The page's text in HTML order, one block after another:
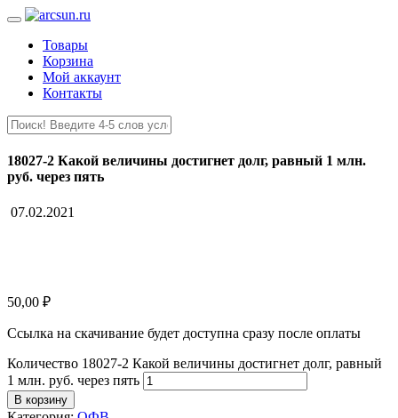
Товары
Корзина
Мой аккаунт
Контакты
18027-2 Какой величины достигнет долг, равный 1 млн.
руб. через пять
07.02.2021
50,00 ₽
Ссылка на скачивание будет доступна сразу после оплаты
Количество 18027-2 Какой величины достигнет долг, равный
1 млн. руб. через пять
В корзину